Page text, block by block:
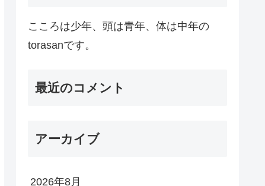
こころは少年、頭は青年、体は中年の
torasanです。
最近のコメント
アーカイブ
2026年8月